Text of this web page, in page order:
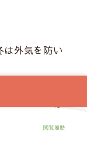
は外気を防い
ース
床の日焼けを